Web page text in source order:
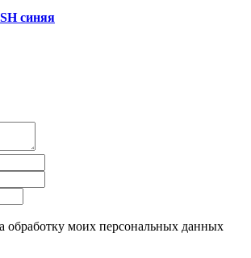
синяя
обработку моих персональных данных